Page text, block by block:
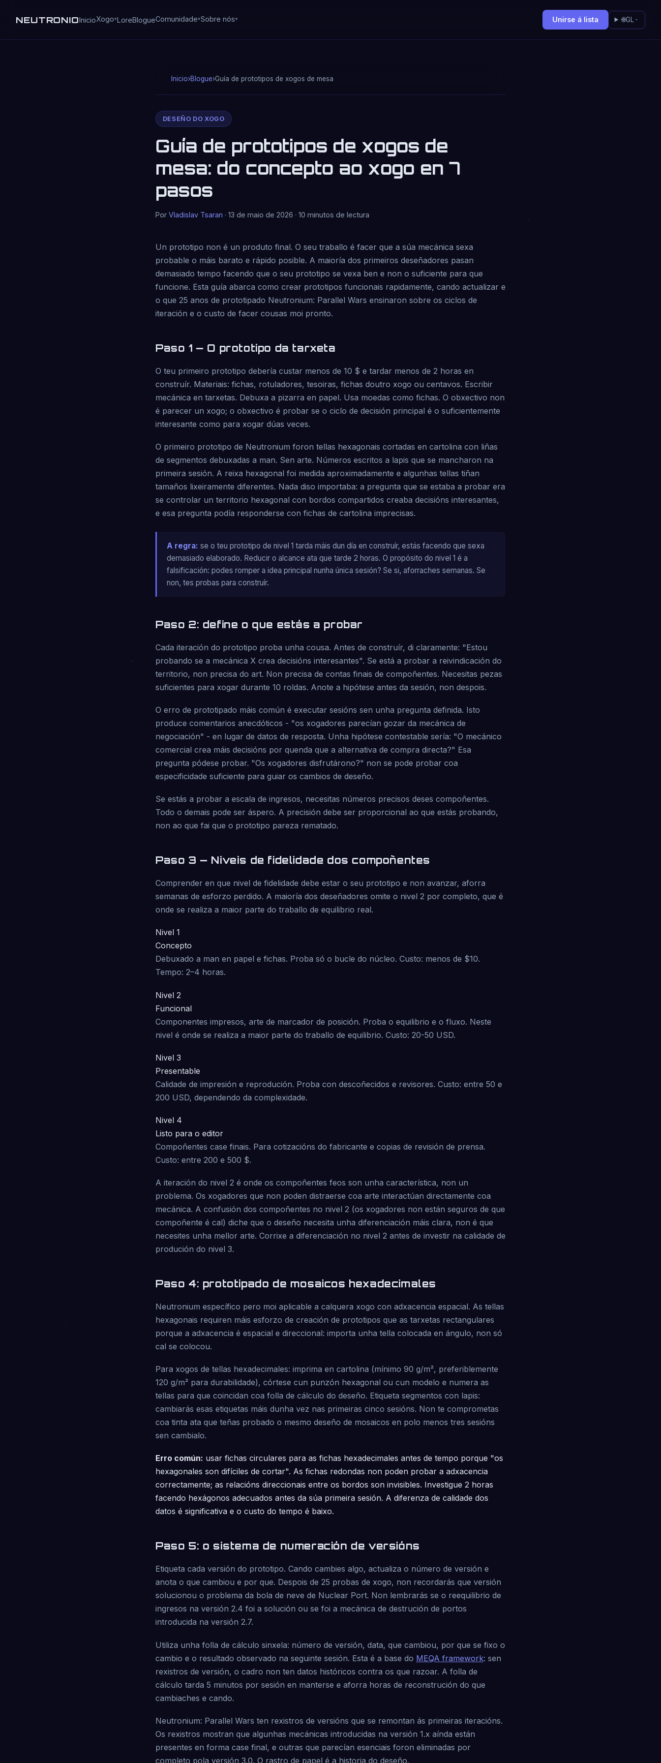
NEUTRONIOInicioXogo LoreBlogueComunidade Sobre nós Unirse á lista 🌐GL
Inicio›Blogue›Guía de prototipos de xogos de mesa
DESEÑO DO XOGO
Guía de prototipos de xogos de
mesa: do concepto ao xogo en 7
pasos
Por Vladislav Tsaran · 13 de maio de 2026 · 10 minutos de lectura
Un prototipo non é un produto final. O seu traballo é facer que a súa mecánica sexa
probable o máis barato e rápido posible. A maioría dos primeiros deseñadores pasan
demasiado tempo facendo que o seu prototipo se vexa ben e non o suficiente para que
funcione. Esta guía abarca como crear prototipos funcionais rapidamente, cando actualizar e
o que 25 anos de prototipado Neutronium: Parallel Wars ensinaron sobre os ciclos de
iteración e o custo de facer cousas moi pronto.
Paso 1 — O prototipo da tarxeta
O teu primeiro prototipo debería custar menos de 10 $ e tardar menos de 2 horas en
construír. Materiais: fichas, rotuladores, tesoiras, fichas doutro xogo ou centavos. Escribir
mecánica en tarxetas. Debuxa a pizarra en papel. Usa moedas como fichas. O obxectivo non
é parecer un xogo; o obxectivo é probar se o ciclo de decisión principal é o suficientemente
interesante como para xogar dúas veces.
O primeiro prototipo de Neutronium foron tellas hexagonais cortadas en cartolina con liñas
de segmentos debuxadas a man. Sen arte. Números escritos a lapis que se mancharon na
primeira sesión. A reixa hexagonal foi medida aproximadamente e algunhas tellas tiñan
tamaños lixeiramente diferentes. Nada diso importaba: a pregunta que se estaba a probar era
se controlar un territorio hexagonal con bordos compartidos creaba decisións interesantes,
e esa pregunta podía responderse con fichas de cartolina imprecisas.
A regra: se o teu prototipo de nivel 1 tarda máis dun día en construír, estás facendo que sexa
demasiado elaborado. Reducir o alcance ata que tarde 2 horas. O propósito do nivel 1 é a
falsificación: podes romper a idea principal nunha única sesión? Se si, aforraches semanas. Se
non, tes probas para construír.
Paso 2: define o que estás a probar
Cada iteración do prototipo proba unha cousa. Antes de construír, di claramente: "Estou
probando se a mecánica X crea decisións interesantes". Se está a probar a reivindicación do
territorio, non precisa do art. Non precisa de contas finais de compoñentes. Necesitas pezas
suficientes para xogar durante 10 roldas. Anote a hipótese antes da sesión, non despois.
O erro de prototipado máis común é executar sesións sen unha pregunta definida. Isto
produce comentarios anecdóticos - "os xogadores parecían gozar da mecánica de
negociación" - en lugar de datos de resposta. Unha hipótese contestable sería: "O mecánico
comercial crea máis decisións por quenda que a alternativa de compra directa?" Esa
pregunta pódese probar. "Os xogadores disfrutárono?" non se pode probar coa
especificidade suficiente para guiar os cambios de deseño.
Se estás a probar a escala de ingresos, necesitas números precisos deses compoñentes.
Todo o demais pode ser áspero. A precisión debe ser proporcional ao que estás probando,
non ao que fai que o prototipo pareza rematado.
Paso 3 — Niveis de fidelidade dos compoñentes
Comprender en que nivel de fidelidade debe estar o seu prototipo e non avanzar, aforra
semanas de esforzo perdido. A maioría dos deseñadores omite o nivel 2 por completo, que é
onde se realiza a maior parte do traballo de equilibrio real.
Nivel 1
Concepto
Debuxado a man en papel e fichas. Proba só o bucle do núcleo. Custo: menos de $10.
Tempo: 2–4 horas.
Nivel 2
Funcional
Componentes impresos, arte de marcador de posición. Proba o equilibrio e o fluxo. Neste
nivel é onde se realiza a maior parte do traballo de equilibrio. Custo: 20-50 USD.
Nivel 3
Presentable
Calidade de impresión e reprodución. Proba con descoñecidos e revisores. Custo: entre 50 e
200 USD, dependendo da complexidade.
Nivel 4
Listo para o editor
Compoñentes case finais. Para cotizacións do fabricante e copias de revisión de prensa.
Custo: entre 200 e 500 $.
A iteración do nivel 2 é onde os compoñentes feos son unha característica, non un
problema. Os xogadores que non poden distraerse coa arte interactúan directamente coa
mecánica. A confusión dos compoñentes no nivel 2 (os xogadores non están seguros de que
compoñente é cal) diche que o deseño necesita unha diferenciación máis clara, non é que
necesites unha mellor arte. Corrixe a diferenciación no nivel 2 antes de investir na calidade de
produción do nivel 3.
Paso 4: prototipado de mosaicos hexadecimales
Neutronium específico pero moi aplicable a calquera xogo con adxacencia espacial. As tellas
hexagonais requiren máis esforzo de creación de prototipos que as tarxetas rectangulares
porque a adxacencia é espacial e direccional: importa unha tella colocada en ángulo, non só
cal se colocou.
Para xogos de tellas hexadecimales: imprima en cartolina (mínimo 90 g/m², preferiblemente
120 g/m² para durabilidade), córtese cun punzón hexagonal ou cun modelo e numera as
tellas para que coincidan coa folla de cálculo do deseño. Etiqueta segmentos con lapis:
cambiarás esas etiquetas máis dunha vez nas primeiras cinco sesións. Non te comprometas
coa tinta ata que teñas probado o mesmo deseño de mosaicos en polo menos tres sesións
sen cambialo.
Erro común: usar fichas circulares para as fichas hexadecimales antes de tempo porque "os
hexagonales son difíciles de cortar". As fichas redondas non poden probar a adxacencia
correctamente; as relacións direccionais entre os bordos son invisibles. Investigue 2 horas
facendo hexágonos adecuados antes da súa primeira sesión. A diferenza de calidade dos
datos é significativa e o custo do tempo é baixo.
Paso 5: o sistema de numeración de versións
Etiqueta cada versión do prototipo. Cando cambies algo, actualiza o número de versión e
anota o que cambiou e por que. Despois de 25 probas de xogo, non recordarás que versión
solucionou o problema da bola de neve de Nuclear Port. Non lembrarás se o reequilibrio de
ingresos na versión 2.4 foi a solución ou se foi a mecánica de destrución de portos
introducida na versión 2.7.
Utiliza unha folla de cálculo sinxela: número de versión, data, que cambiou, por que se fixo o
cambio e o resultado observado na seguinte sesión. Esta é a base do MEQA framework: sen
rexistros de versión, o cadro non ten datos históricos contra os que razoar. A folla de
cálculo tarda 5 minutos por sesión en manterse e aforra horas de reconstrución do que
cambiaches e cando.
Neutronium: Parallel Wars ten rexistros de versións que se remontan ás primeiras iteracións.
Os rexistros mostran que algunhas mecánicas introducidas na versión 1.x aínda están
presentes en forma case final, e outras que parecían esenciais foron eliminadas por
completo pola versión 3.0. O rastro de papel é a historia do deseño.